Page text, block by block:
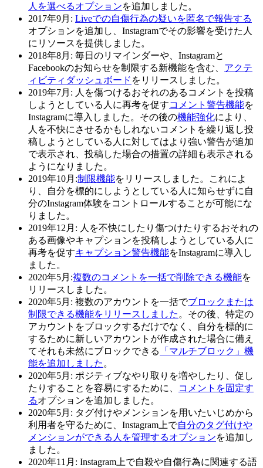
人を選べるオプションを追加しました。
2017年9月 : Liveでの自傷行為の疑いを匿名で報告する
オプションを追加し、Instagramでその影響を受けた人
にリソースを提供しました。
2018年8月: 毎日のリマインダーや、Instagramと
Facebookのお知らせを制限する新機能を含む、 アクテ
ィビティダッシュボード をリリースしました。
2019年7月: 人を傷つけるおそれのあるコメントを投稿
しようとしている人に再考を促すコメント警告機能を
Instagramに導入しました。その後の機能強化により、
人を不快にさせるかもしれないコメントを繰り返し投
稿しようとしている人に対してはより強い警告が追加
で表示され、投稿した場合の措置の詳細も表示される
ようになりました。
2019年10月:制限機能をリリースしました。これによ
り、自分を標的にしようとしている人に知らせずに自
分のInstagram体験をコントロールすることが可能にな
りました。
2019年12月: 人を不快にしたり傷つけたりするおそれの
ある画像やキャプションを投稿しようとしている人に
再考を促すキャプション警告機能をInstagramに導入し
ました。
2020年5月:複数のコメントを一括で削除できる機能を
リリースしました。
2020年5月: 複数のアカウントを一括でブロックまたは
制限できる機能をリリースしました 。その後、特定の
アカウントをブロックするだけでなく、自分を標的に
するために新しいアカウントが作成された場合に備え
てそれも未然にブロックできる
「マルチブロック」機
能を追加しました 。
2020年5月: ポジティブなやり取りを増やしたり、促し
たりすることを容易にするために、
コメントを固定す
るオプションを追加しました。
2020年5月 : タグ付けやメンションを用いたいじめから
利用者を守るために、Instagram上で自分のタグ付けや
メンションができる人を管理するオプションを追加し
ました。
2020年11月: Instagram上で自殺や自傷行為に関連する語